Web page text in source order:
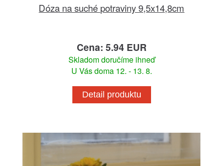
Dóza na suché potraviny 9,5x14,8cm
Cena: 5.94 EUR
Skladom doručíme ihneď
U Vás doma 12. - 13. 8.
Detail produktu